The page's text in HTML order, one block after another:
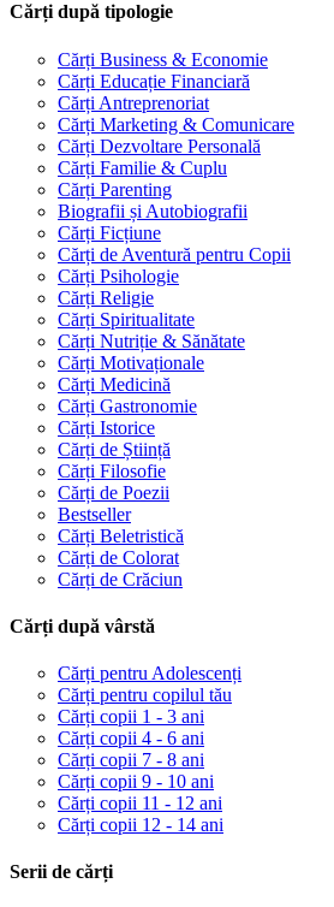
Cărți după tipologie
Cărți Business & Economie
Cărți Educație Financiară
Cărți Antreprenoriat
Cărți Marketing & Comunicare
Cărți Dezvoltare Personală
Cărți Familie & Cuplu
Cărți Parenting
Biografii și Autobiografii
Cărți Ficțiune
Cărți de Aventură pentru Copii
Cărți Psihologie
Cărți Religie
Cărți Spiritualitate
Cărți Nutriție & Sănătate
Cărți Motivaționale
Cărți Medicină
Cărți Gastronomie
Cărți Istorice
Cărți de Știință
Cărți Filosofie
Cărți de Poezii
Bestseller
Cărți Beletristică
Cărți de Colorat
Cărți de Crăciun
Cărți după vârstă
Cărți pentru Adolescenți
Cărți pentru copilul tău
Cărți copii 1 - 3 ani
Cărți copii 4 - 6 ani
Cărți copii 7 - 8 ani
Cărți copii 9 - 10 ani
Cărți copii 11 - 12 ani
Cărți copii 12 - 14 ani
Serii de cărți